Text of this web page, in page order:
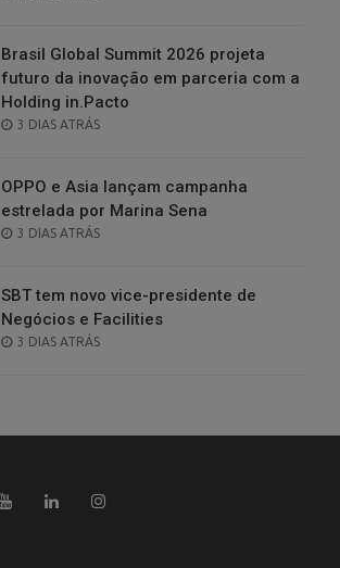
Brasil Global Summit 2026 projeta
futuro da inovação em parceria com a
Holding in.Pacto
POSTED
3 DIAS ATRÁS
OPPO e Asia lançam campanha
estrelada por Marina Sena
POSTED
3 DIAS ATRÁS
SBT tem novo vice-presidente de
Negócios e Facilities
POSTED
3 DIAS ATRÁS